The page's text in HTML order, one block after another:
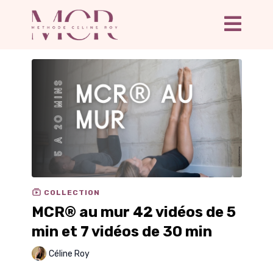
COLLECTION
MCR® au mur 42 vidéos de 5
min et 7 vidéos de 30 min
Céline Roy